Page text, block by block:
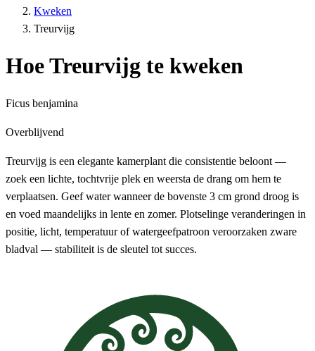
Kweken
Treurvijg
Hoe Treurvijg te kweken
Ficus benjamina
Overblijvend
Treurvijg is een elegante kamerplant die consistentie beloont —
zoek een lichte, tochtvrije plek en weersta de drang om hem te
verplaatsen. Geef water wanneer de bovenste 3 cm grond droog is
en voed maandelijks in lente en zomer. Plotselinge veranderingen in
positie, licht, temperatuur of watergeefpatroon veroorzaken zware
bladval — stabiliteit is de sleutel tot succes.